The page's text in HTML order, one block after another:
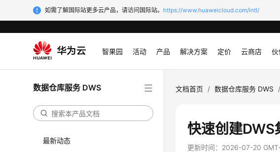
如需了解国际站更多云产品，请访问国际站。 https://www.huaweicloud.com/intl/
智果园 活动 产品 解决方案 定价 云商店 伙
数据仓库服务 DWS
最新动态
文档首页 / 数据仓库服务 DWS /
快速创建DWS
更新时间： 2026-07-20